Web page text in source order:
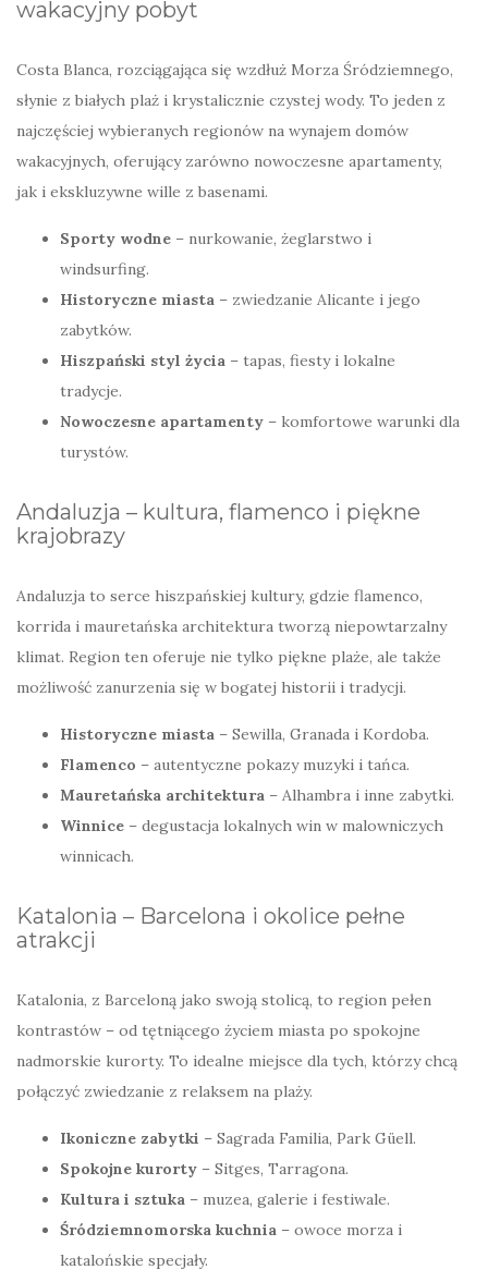
wakacyjny pobyt
Costa Blanca, rozciągająca się wzdłuż Morza Śródziemnego,
słynie z białych plaż i krystalicznie czystej wody. To jeden z
najczęściej wybieranych regionów na wynajem domów
wakacyjnych, oferujący zarówno nowoczesne apartamenty,
jak i ekskluzywne wille z basenami.
Sporty wodne – nurkowanie, żeglarstwo i
windsurfing.
Historyczne miasta – zwiedzanie Alicante i jego
zabytków.
Hiszpański styl życia – tapas, fiesty i lokalne
tradycje.
Nowoczesne apartamenty – komfortowe warunki dla
turystów.
Andaluzja – kultura, flamenco i piękne
krajobrazy
Andaluzja to serce hiszpańskiej kultury, gdzie flamenco,
korrida i mauretańska architektura tworzą niepowtarzalny
klimat. Region ten oferuje nie tylko piękne plaże, ale także
możliwość zanurzenia się w bogatej historii i tradycji.
Historyczne miasta – Sewilla, Granada i Kordoba.
Flamenco – autentyczne pokazy muzyki i tańca.
Mauretańska architektura – Alhambra i inne zabytki.
Winnice – degustacja lokalnych win w malowniczych
winnicach.
Katalonia – Barcelona i okolice pełne
atrakcji
Katalonia, z Barceloną jako swoją stolicą, to region pełen
kontrastów – od tętniącego życiem miasta po spokojne
nadmorskie kurorty. To idealne miejsce dla tych, którzy chcą
połączyć zwiedzanie z relaksem na plaży.
Ikoniczne zabytki – Sagrada Familia, Park Güell.
Spokojne kurorty – Sitges, Tarragona.
Kultura i sztuka – muzea, galerie i festiwale.
Śródziemnomorska kuchnia – owoce morza i
katalońskie specjały.